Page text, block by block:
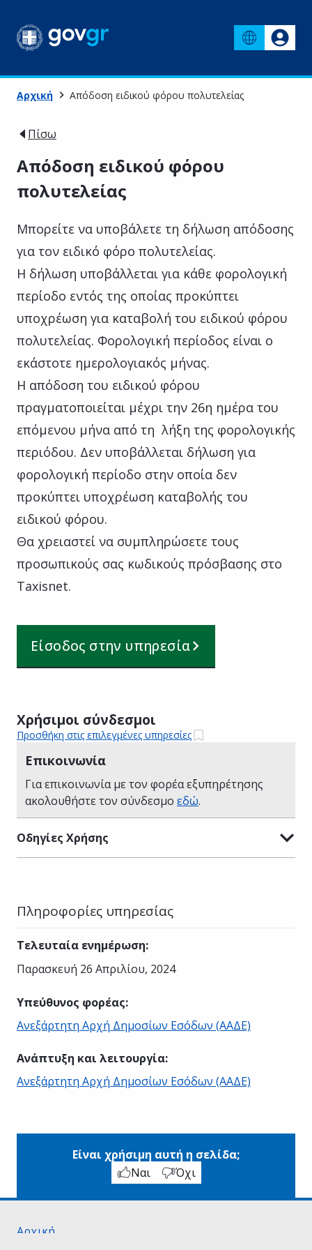
Αρχική Απόδοση ειδικού φόρου πολυτελείας
Πίσω
Απόδοση ειδικού φόρου
πολυτελείας
Μπορείτε να υποβάλετε τη δήλωση απόδοσης
για τον ειδικό φόρο πολυτελείας.
Η δήλωση υποβάλλεται για κάθε φορολογική
περίοδο εντός της οποίας προκύπτει
υποχρέωση για καταβολή του ειδικού φόρου
πολυτελείας. Φορολογική περίοδος είναι ο
εκάστοτε ημερολογιακός μήνας.
Η απόδοση του ειδικού φόρου
πραγματοποιείται μέχρι την 26η ημέρα του
επόμενου μήνα από τη λήξη της φορολογικής
περιόδου. Δεν υποβάλλεται δήλωση για
φορολογική περίοδο στην οποία δεν
προκύπτει υποχρέωση καταβολής του
ειδικού φόρου.
Θα χρειαστεί να συμπληρώσετε τους
προσωπικούς σας κωδικούς πρόσβασης στο
Taxisnet.
Είσοδος στην υπηρεσία
Χρήσιμοι σύνδεσμοι
Προσθήκη στις επιλεγμένες υπηρεσίες
Επικοινωνία
Για επικοινωνία με τον φορέα εξυπηρέτησης
ακολουθήστε τον σύνδεσμο εδώ.
Οδηγίες Χρήσης
Πληροφορίες υπηρεσίας
Τελευταία ενημέρωση:
Παρασκευή 26 Απριλίου, 2024
Υπεύθυνος φορέας:
Ανεξάρτητη Αρχή Δημοσίων Εσόδων (ΑΑΔΕ)
Ανάπτυξη και λειτουργία:
Ανεξάρτητη Αρχή Δημοσίων Εσόδων (ΑΑΔΕ)
Είναι χρήσιμη αυτή η σελίδα;
Ναι
Όχι
Αρχική